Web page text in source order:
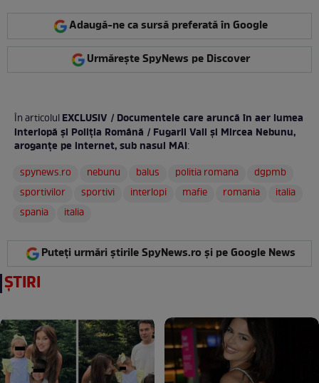
Adaugă-ne ca sursă preferată în Google
Urmărește SpyNews pe Discover
În articolulEXCLUSIV / Documentele care aruncă în aer lumea
interlopă și Poliția Română / Fugarii Vali și Mircea Nebunu,
aroganțe pe internet, sub nasul MAI:
spynews.ro
nebunu balus politia romana
dgpmb
sportivilor
sportivi interlopi mafie romania
italia
spania
italia
Puteți urmări știrile SpyNews.ro și pe Google News
ȘTIRI